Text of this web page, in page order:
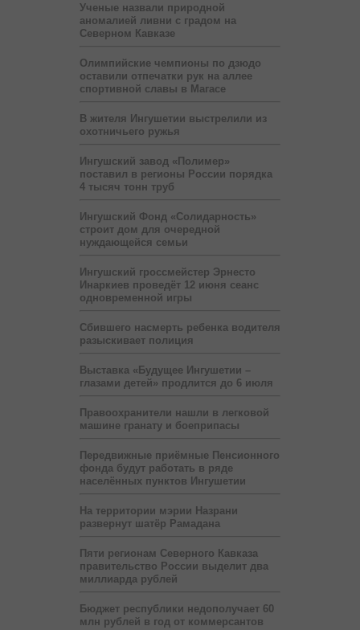
Ученые назвали природной
аномалией ливни с градом на
Северном Кавказе
Олимпийские чемпионы по дзюдо
оставили отпечатки рук на аллее
спортивной славы в Магасе
В жителя Ингушетии выстрелили из
охотничьего ружья
Ингушский завод «Полимер»
поставил в регионы России порядка
4 тысяч тонн труб
Ингушский Фонд «Солидарность»
строит дом для очередной
нуждающейся семьи
Ингушский гроссмейстер Эрнесто
Инаркиев проведёт 12 июня сеанс
одновременной игры
Сбившего насмерть ребенка водителя
разыскивает полиция
Выставка «Будущее Ингушетии –
глазами детей» продлится до 6 июля
Правоохранители нашли в легковой
машине гранату и боеприпасы
Передвижные приёмные Пенсионного
фонда будут работать в ряде
населённых пунктов Ингушетии
На территории мэрии Назрани
развернут шатёр Рамадана
Пяти регионам Северного Кавказа
правительство России выделит два
миллиарда рублей
Бюджет республики недополучает 60
млн рублей в год от коммерсантов